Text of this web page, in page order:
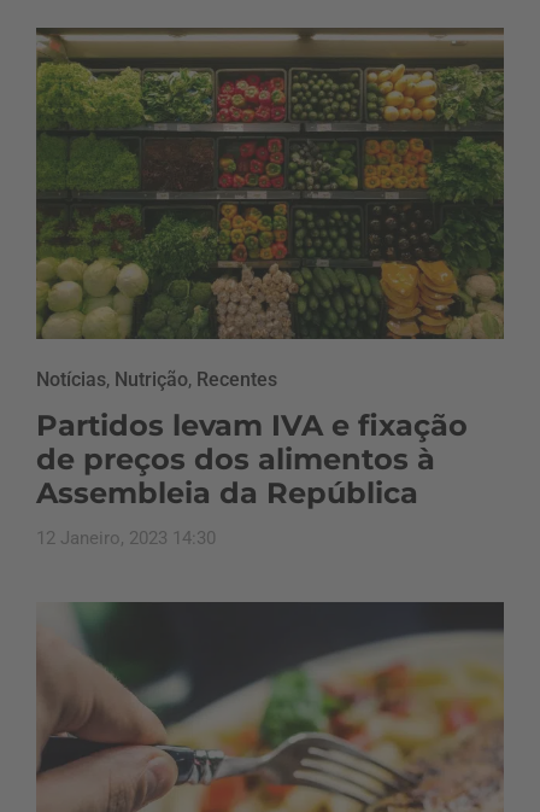
Notícias, Nutrição, Recentes
Partidos levam IVA e fixação
de preços dos alimentos à
Assembleia da República
12 Janeiro, 2023 14:30